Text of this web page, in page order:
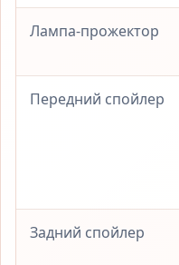
Лампа-прожектор
Передний спойлер
Задний спойлер